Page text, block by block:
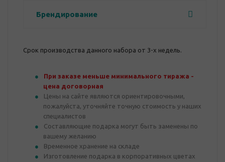
Брендирование
Срок производства данного набора от 3-х недель.
При заказе меньше минимального тиража -
цена договорная
Цены на сайте являются ориентировочными,
пожалуйста, уточняйте точную стоимость у наших
специалистов
Составляющие подарка могут быть заменены по
вашему желанию
Временное хранение на складе
Изготовление подарка в корпоративных цветах